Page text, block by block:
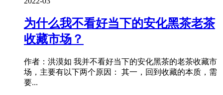
为什么我不看好当下的安化黑茶老茶
收藏市场？
作者：洪漠如 我并不看好当下的安化黑茶的老茶收藏市
场，主要有以下两个原因： 其一，回到收藏的本质，需
要...